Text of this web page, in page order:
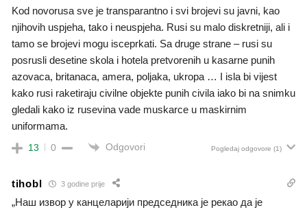
Kod novorusa sve je transparantno i svi brojevi su javni, kao
njihovih uspjeha, tako i neuspjeha. Rusi su malo diskretniji, ali i
tamo se brojevi mogu isceprkati. Sa druge strane – rusi su
posrusli desetine skola i hotela pretvorenih u kasarne punih
azovaca, britanaca, amera, poljaka, ukropa … I isla bi vijest
kako rusi raketiraju civilne objekte punih civila iako bi na snimku
gledali kako iz rusevina vade muskarce u maskirnim
uniformama.
13 0 Odgovori Pogledaj odgovore (1)
tihobl 3 godine prije
„Наш извор у канцеларији председника је рекао да је